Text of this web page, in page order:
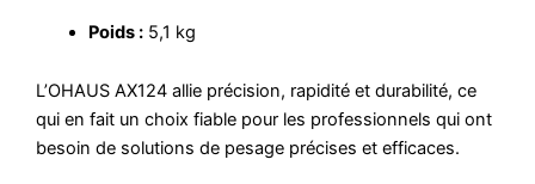
Poids : 5,1 kg
L’OHAUS AX124 allie précision, rapidité et durabilité, ce
qui en fait un choix fiable pour les professionnels qui ont
besoin de solutions de pesage précises et efficaces.